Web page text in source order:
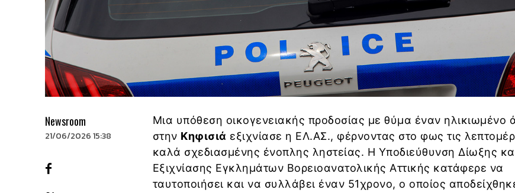
Newsroom
21/06/2026 15:38
Μια υπόθεση οικογενειακής προδοσίας με θύμα έναν ηλικιωμένο
στην Κηφισιά εξιχνίασε η ΕΛ.ΑΣ., φέρνοντας στο φως τις
καλά σχεδιασμένης ένοπλης ληστείας. Η Υποδιεύθυνση Δίωξης
Εξιχνίασης Εγκλημάτων Βορειοανατολικής Αττικής κατάφερε να
ταυτοποιήσει και να συλλάβει έναν 51χρονο, ο οποίος αποδείχθηκε